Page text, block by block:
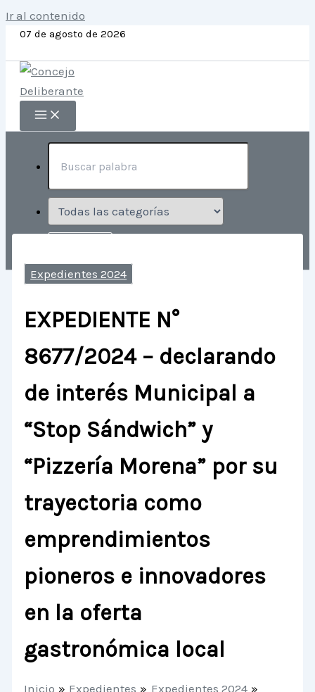
Ir al contenido
07 de agosto de 2026
Expedientes 2024
EXPEDIENTE N°
8677/2024 – declarando
de interés Municipal a
“Stop Sándwich” y
“Pizzería Morena” por su
trayectoria como
emprendimientos
pioneros e innovadores
en la oferta
gastronómica local
Inicio Expedientes
Expedientes 2024